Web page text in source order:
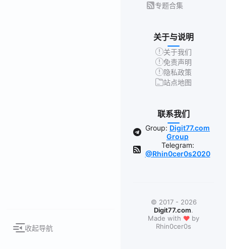
收起导航
专题合集
关于与说明
关于我们
免责声明
隐私政策
站点地图
联系我们
Group: Digit77.com
Group
Telegram:
@Rhin0cer0s2020
© 2017 - 2026
Digit77.com.
Made with ❤ by
Rhin0cer0s